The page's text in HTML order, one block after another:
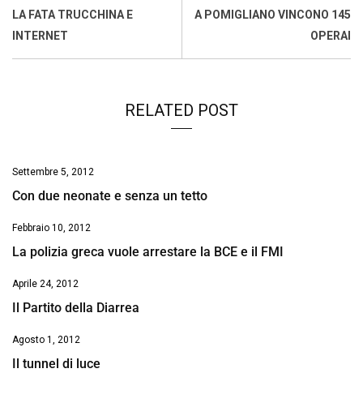
o
o
A
d
LA FATA TRUCCHINA E
INTERNET
A POMIGLIANO VINCONO 145
OPERAI
RELATED POST
Settembre 5, 2012
Con due neonate e senza un tetto
Febbraio 10, 2012
La polizia greca vuole arrestare la BCE e il FMI
Aprile 24, 2012
Il Partito della Diarrea
Agosto 1, 2012
Il tunnel di luce